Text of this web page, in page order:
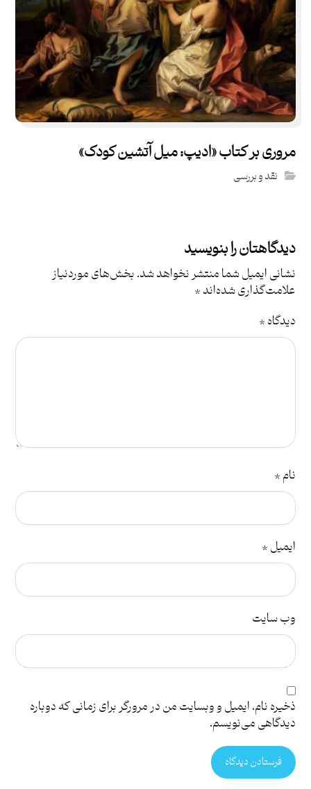
مروری بر کتاب «ادیپ: میل آتشین کودک»
نقد و بررسی
دیدگاهتان را بنویسید
نشانی ایمیل شما منتشر نخواهد شد.بخش‌های موردنیاز
علامت‌گذاری شده‌اند*
دیدگاه*
نام*
ایمیل*
وب‌ سایت
ذخیره نام، ایمیل و وبسایت من در مرورگر برای زمانی که دوباره
دیدگاهی می‌نویسم.
فرستادن دیدگاه